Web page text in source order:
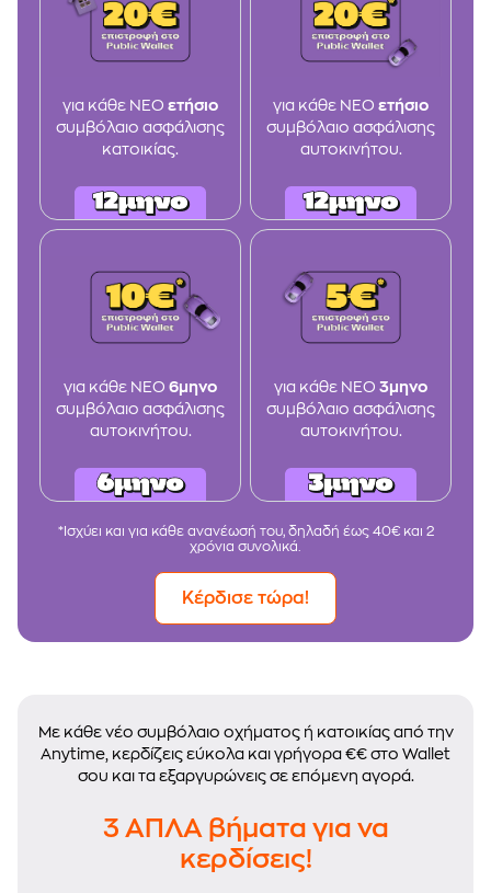
για κάθε ΝΕΟ ετήσιο
συμβόλαιο ασφάλισης
κατοικίας.
για κάθε ΝΕΟ ετήσιο
συμβόλαιο ασφάλισης
αυτοκινήτου.
για κάθε ΝΕΟ 6μηνο
συμβόλαιο ασφάλισης
αυτοκινήτου.
για κάθε ΝΕΟ 3μηνο
συμβόλαιο ασφάλισης
αυτοκινήτου.
*Ισχύει και για κάθε ανανέωσή του, δηλαδή έως 40€ και 2
χρόνια συνολικά.
Κέρδισε τώρα!
Με κάθε νέο συμβόλαιο οχήματος ή κατοικίας από την
Αnytime, κερδίζεις εύκολα και γρήγορα €€ στο Wallet
σου και τα εξαργυρώνεις σε επόμενη αγορά.
3 ΑΠΛΑ βήματα για να
κερδίσεις!